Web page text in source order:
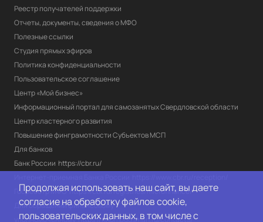
Реестр получателей поддержки
Отчеты, документы, сведения о МФО
Полезные ссылки
Студия прямых эфиров
Политика конфиденциальности
Пользовательское соглашение
Центр «Мой бизнес»
Информационный портал для самозанятых Свердловской области
Центр кластерного развития
Повышение финграмотности Субъектов МСП
Для банков
Банк России https://cbr.ru/
Госреестр МФО https://cbr.ru/registries/microfinance/
Для обращений финансовому
уполномоченному https://finombudsman.ru/contacts/
Продолжая использовать наш сайт, вы даете
согласие на обработку файлов cookie,
пользовательских данных, в том числе с